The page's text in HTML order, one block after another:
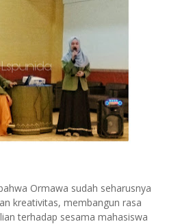
Ormawa sudah seharusnya
kreativitas, membangun rasa
terhadap sesama mahasiswa